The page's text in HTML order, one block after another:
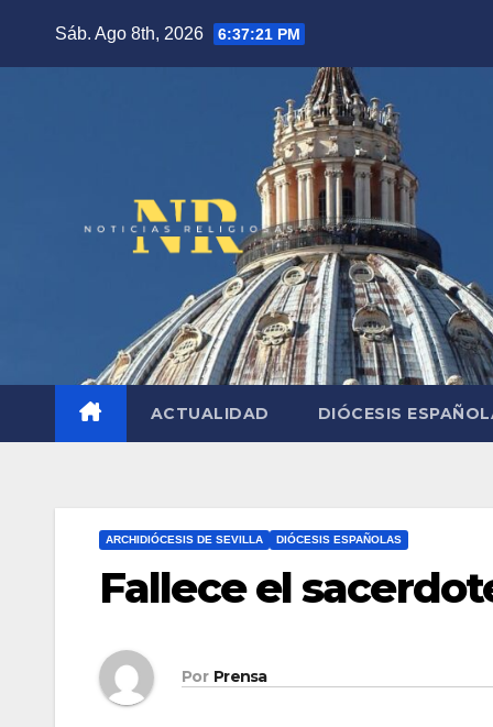
Sáb. Ago 8th, 2026 6:37:22 PM
ACTUALIDAD DIÓCESIS
ARCHIDIÓCESIS DE SEVILLA DIÓCESIS ESPAÑOLAS
Fallece el
Por Prensa